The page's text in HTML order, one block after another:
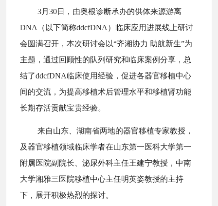
3月30日，由奥根诊断承办的供体来源游离
DNA（以下简称ddcfDNA）临床应用进展线上研讨
会圆满召开，本次研讨会以“齐湘协力 助航新生”为
主题，通过回顾性的队列研究和临床案例分享，总
结了ddcfDNA临床使用经验，促进各器官移植中心
间的交流，为提高移植术后管理水平和移植肾功能
长期存活贡献宝贵经验。
来自山东、湖南省两地的器官移植专家教授，
及器官移植领域临床学者在山东第一医科大学第一
附属医院副院长、泌尿外科主任王建宁教授，中南
大学湘雅三医院移植中心主任明英姿教授的主持
下，展开积极热烈的探讨。